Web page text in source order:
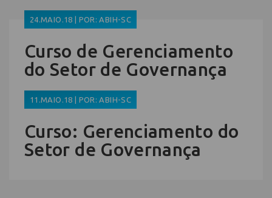
24.MAIO.18 | POR: ABIH-SC
Curso de Gerenciamento
do Setor de Governança
11.MAIO.18 | POR: ABIH-SC
Curso: Gerenciamento do
Setor de Governança